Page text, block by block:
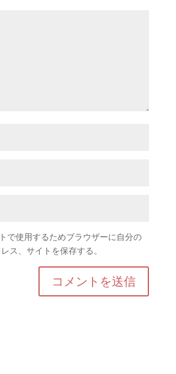
で使用するためブラウザーに自分の
ス、サイトを保存する。